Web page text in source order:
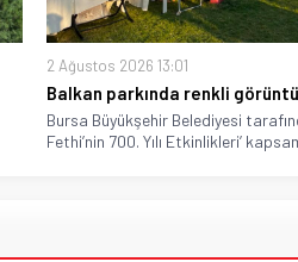
2 Ağustos 2026 13:01
Balkan parkında renkli
Bursa Büyükşehir Belediyesi
Fethi’nin 700. Yılı Etkinlikleri’